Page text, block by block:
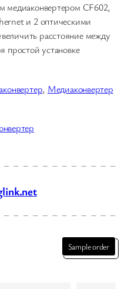
медиаконвертером CF602,
и 2 оптическими
расстояние между
простой установке
, Медиаконвертер
Sample order